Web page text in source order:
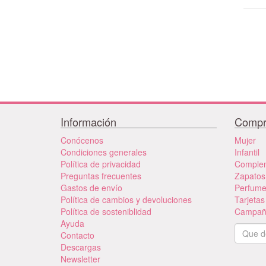
Información
Conócenos
Condiciones generales
Política de privacidad
Preguntas frecuentes
Gastos de envío
Política de cambios y devoluciones
Política de sosteniblidad
Ayuda
Contacto
Descargas
Newsletter
Mujer
Infantil
Perfume